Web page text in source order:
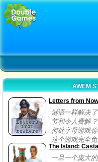
AWEM
Letters from
谜语一样解决
节和令人费解
何处字母游戏
这个游戏完全
The Island:
一旦一个庞大